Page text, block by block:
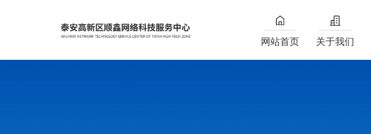
网站首页 关于我们